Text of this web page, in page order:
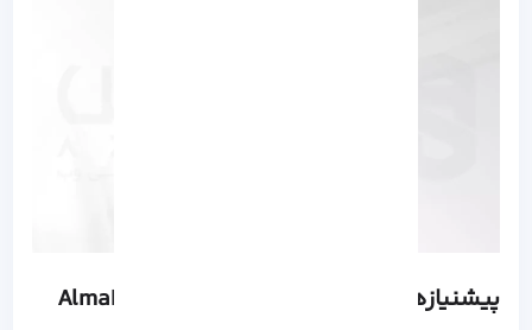
پیشنیازهای تبدیل CloudLinux به AlmaLinux